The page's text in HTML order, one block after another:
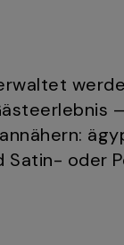
oder